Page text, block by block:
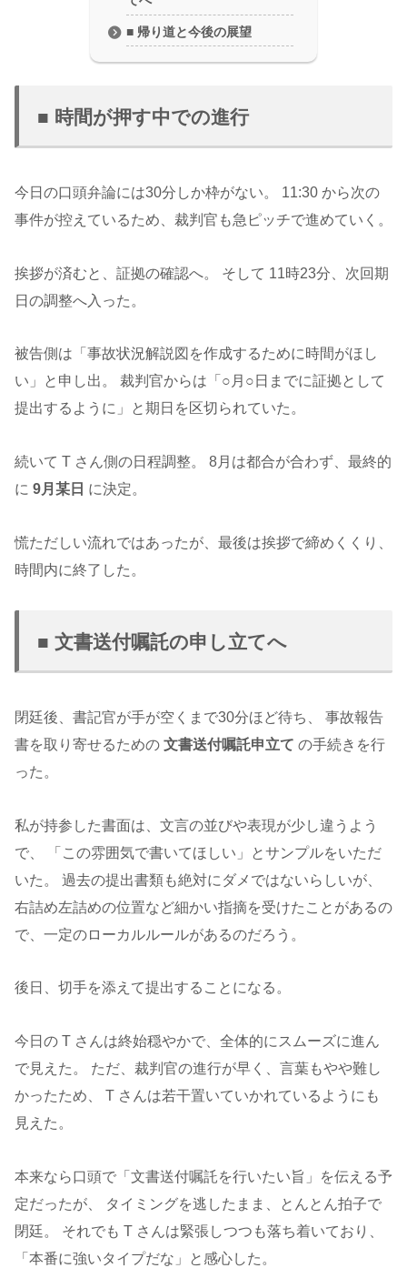
■ 帰り道と今後の展望
■ 時間が押す中での進行
今日の口頭弁論には30分しか枠がない。 11:30 から次の
事件が控えているため、裁判官も急ピッチで進めていく。
挨拶が済むと、証拠の確認へ。 そして 11時23分、次回期
日の調整へ入った。
被告側は「事故状況解説図を作成するために時間がほし
い」と申し出。 裁判官からは「○月○日までに証拠として
提出するように」と期日を区切られていた。
続いて T さん側の日程調整。 8月は都合が合わず、最終的
に 9月某日 に決定。
慌ただしい流れではあったが、最後は挨拶で締めくくり、
時間内に終了した。
■ 文書送付嘱託の申し立てへ
閉廷後、書記官が手が空くまで30分ほど待ち、 事故報告
書を取り寄せるための 文書送付嘱託申立て の手続きを行
った。
私が持参した書面は、文言の並びや表現が少し違うよう
で、 「この雰囲気で書いてほしい」とサンプルをいただ
いた。 過去の提出書類も絶対にダメではないらしいが、
右詰め左詰めの位置など細かい指摘を受けたことがあるの
で、一定のローカルルールがあるのだろう。
後日、切手を添えて提出することになる。
今日の T さんは終始穏やかで、全体的にスムーズに進ん
で見えた。 ただ、裁判官の進行が早く、言葉もやや難し
かったため、 T さんは若干置いていかれているようにも
見えた。
本来なら口頭で「文書送付嘱託を行いたい旨」を伝える予
定だったが、 タイミングを逃したまま、とんとん拍子で
閉廷。 それでも T さんは緊張しつつも落ち着いており、
「本番に強いタイプだな」と感心した。